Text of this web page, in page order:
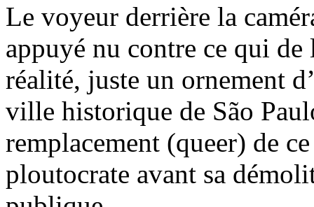
Le voyeur derrière la
appuyé nu contre ce qui
réalité, juste un ornement
ville historique de São
remplacement (queer) de
ploutocrate avant sa